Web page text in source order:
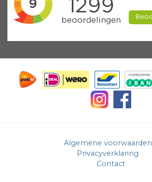
Algemene voorwaarden
Privacyverklaring
Contact